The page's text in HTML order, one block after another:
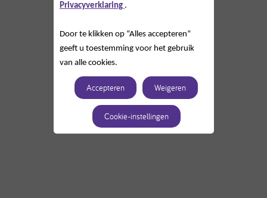
Privacyverklaring .
Door te klikken op “Alles accepteren”
geeft u toestemming voor het gebruik
van alle cookies.
Accepteren Weigeren
Cookie-instellingen